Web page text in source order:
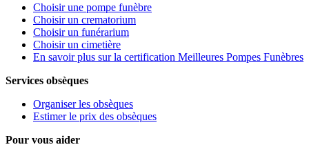
Choisir une pompe funèbre
Choisir un crematorium
Choisir un funérarium
Choisir un cimetière
En savoir plus sur la certification Meilleures Pompes Funèbres
Services obsèques
Organiser les obsèques
Estimer le prix des obsèques
Pour vous aider